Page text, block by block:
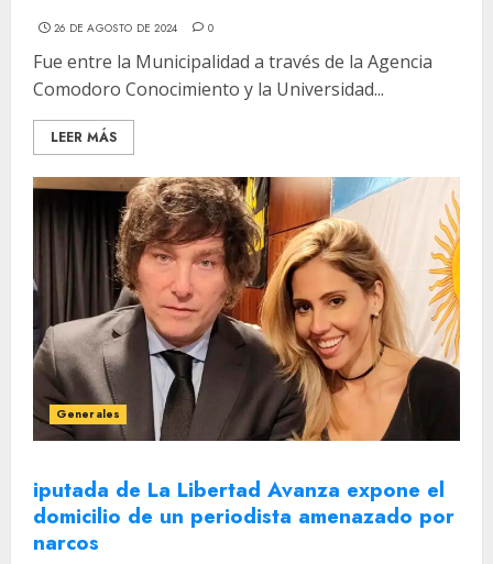
26 DE AGOSTO DE 2024 0
Fue entre la Municipalidad a través de la Agencia
Comodoro Conocimiento y la Universidad...
LEER MÁS
Generales
iputada de La Libertad Avanza expone el
domicilio de un periodista amenazado por
narcos